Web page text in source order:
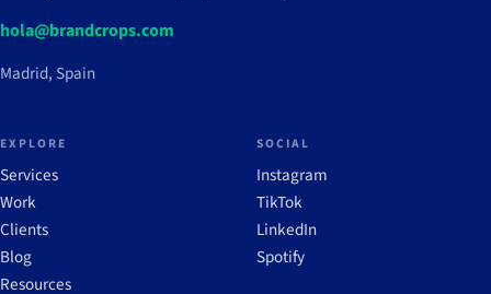
hola@brandcrops.com
Madrid, Spain
EXPLORE
Services
Work
Clients
Blog
Resources
SOCIAL
Instagram
TikTok
LinkedIn
Spotify